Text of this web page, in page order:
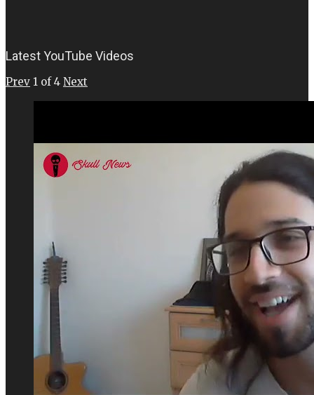
Latest YouTube Videos
Prev 1 of 4 Next